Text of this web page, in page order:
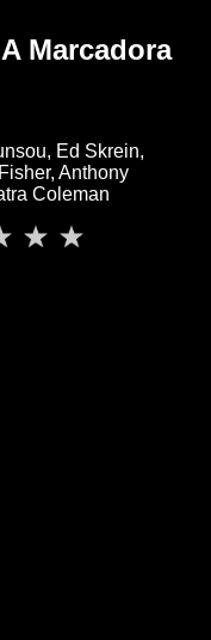
Marcadora
Ed Skrein,
Anthony
Coleman